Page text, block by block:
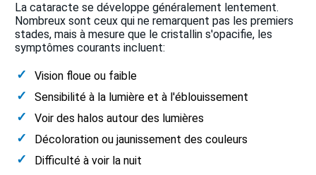
La cataracte se développe généralement lentement.
Nombreux sont ceux qui ne remarquent pas les premiers
stades, mais à mesure que le cristallin s'opacifie, les
symptômes courants incluent:
Vision floue ou faible
Sensibilité à la lumière et à l'éblouissement
Voir des halos autour des lumières
Décoloration ou jaunissement des couleurs
Difficulté à voir la nuit